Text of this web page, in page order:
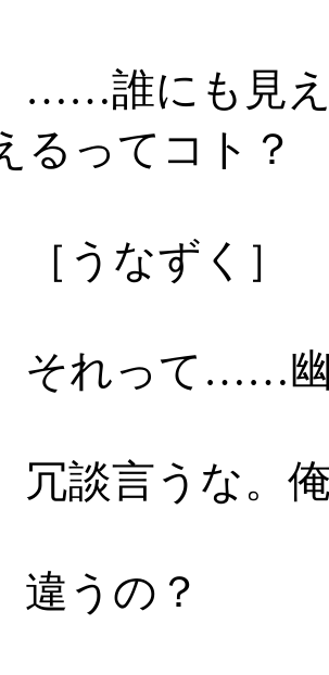
誰にも見え
るってコト？
うなずく］
れって……幽
言うな。俺
うの？